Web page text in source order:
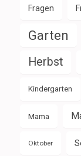
Fragen
Garten
Herbst
Kindergarten
Mama
Oktober